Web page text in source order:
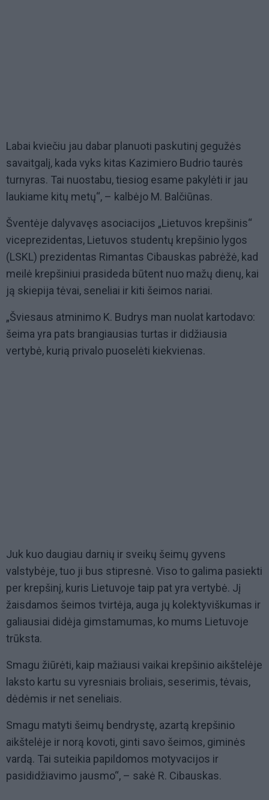
Labai kviečiu jau dabar planuoti paskutinį gegužės
savaitgalį, kada vyks kitas Kazimiero Budrio taurės
turnyras. Tai nuostabu, tiesiog esame pakylėti ir jau
laukiame kitų metų“, – kalbėjo M. Balčiūnas.
Šventėje dalyvavęs asociacijos „Lietuvos krepšinis“
viceprezidentas, Lietuvos studentų krepšinio lygos
(LSKL) prezidentas Rimantas Cibauskas pabrėžė, kad
meilė krepšiniui prasideda būtent nuo mažų dienų, kai
ją skiepija tėvai, seneliai ir kiti šeimos nariai.
„Šviesaus atminimo K. Budrys man nuolat kartodavo:
šeima yra pats brangiausias turtas ir didžiausia
vertybė, kurią privalo puoselėti kiekvienas.
Juk kuo daugiau darnių ir sveikų šeimų gyvens
valstybėje, tuo ji bus stipresnė. Viso to galima pasiekti
per krepšinį, kuris Lietuvoje taip pat yra vertybė. Jį
žaisdamos šeimos tvirtėja, auga jų kolektyviškumas ir
galiausiai didėja gimstamumas, ko mums Lietuvoje
trūksta.
Smagu žiūrėti, kaip mažiausi vaikai krepšinio aikštelėje
laksto kartu su vyresniais broliais, seserimis, tėvais,
dėdėmis ir net seneliais.
Smagu matyti šeimų bendrystę, azartą krepšinio
aikštelėje ir norą kovoti, ginti savo šeimos, giminės
vardą. Tai suteikia papildomos motyvacijos ir
pasididžiavimo jausmo“, – sakė R. Cibauskas.